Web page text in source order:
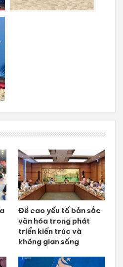
Đề cao yếu tố bản sắc
văn hóa trong phát
triển kiến trúc và
không gian sống